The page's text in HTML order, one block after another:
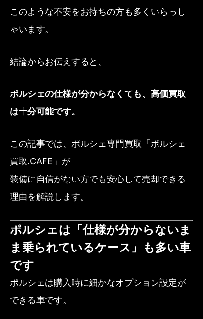
このような不安をお持ちの方も多くいらっし
ゃいます。
結論からお伝えすると、
ポルシェの仕様が分からなくても、高価買取
は十分可能です。
この記事では、ポルシェ専門買取「ポルシェ
買取.CAFE」が
装備に自信がない方でも安心して売却できる
理由を解説します。
ポルシェは「仕様が分からないま
ま乗られているケース」も多い車
です
ポルシェは購入時に細かなオプション設定が
できる車です。